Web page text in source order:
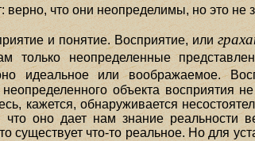
верно, что они неопределимы, но это не
и понятие. Восприятие, или
только неопределенные
идеальное или воображаемое.
объекта восприятия не
кажется, обнаруживается
оно дает нам знание реальности
существует что-то реальное. Но для